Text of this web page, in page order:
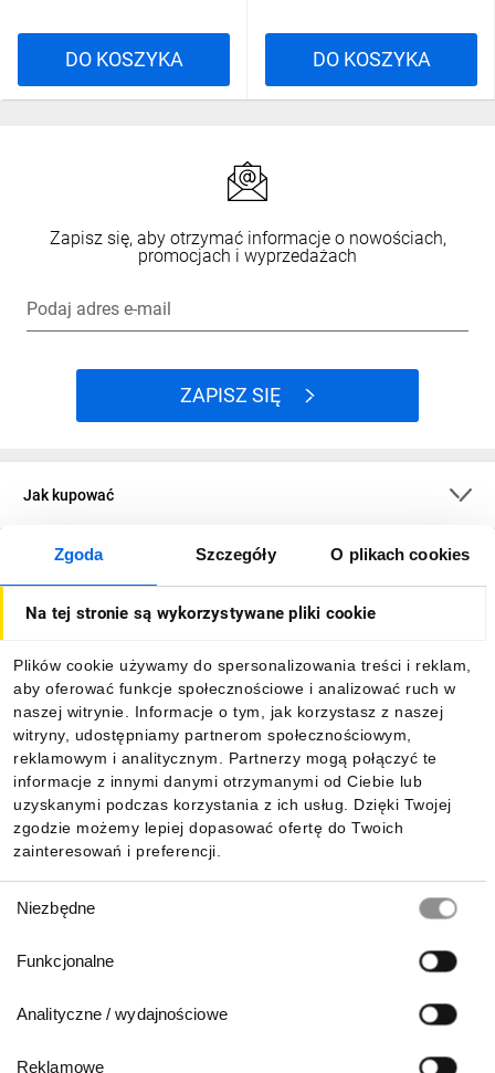
Zgoda Szczegóły O plikach cookies
Na tej stronie są wykorzystywane pliki cookie
Plików cookie używamy do spersonalizowania treści i reklam,
aby oferować funkcje społecznościowe i analizować ruch w
naszej witrynie. Informacje o tym, jak korzystasz z naszej
witryny, udostępniamy partnerom społecznościowym,
reklamowym i analitycznym. Partnerzy mogą połączyć te
informacje z innymi danymi otrzymanymi od Ciebie lub
uzyskanymi podczas korzystania z ich usług. Dzięki Twojej
zgodzie możemy lepiej dopasować ofertę do Twoich
zainteresowań i preferencji.
zgody
Niezbędne
Funkcjonalne
Analityczne / wydajnościowe
Reklamowe
DO KOSZYKA DO KOSZYKA
Zapisz się, aby otrzymać informacje o nowościach,
promocjach i wyprzedażach
Podaj adres e-mail
ZAPISZ SIĘ
Jak kupować
O firmie
Informacje
Pobierz naszą aplikację mobilną: